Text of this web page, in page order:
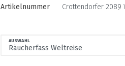
Artikelnummer Crottendorfer 2089
AUSWAHL